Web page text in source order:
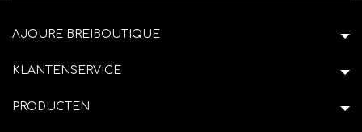
AJOURE BREIBOUTIQUE
KLANTENSERVICE
PRODUCTEN